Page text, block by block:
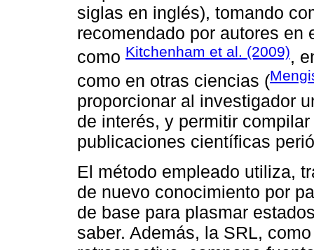
siglas en inglés), tomando
recomendado por autores
como Kitchenham et al. (2009),
como en otras ciencias (
proporcionar al investigador
de interés, y permitir
publicaciones científicas
El método empleado utiliza,
de nuevo conocimiento por
de base para plasmar
saber. Además, la SRL,